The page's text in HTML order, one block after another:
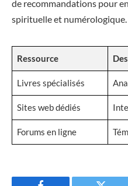
de recommandations pour
spirituelle et numérologique.
Ressource
Livres spécialisés
Sites web dédiés
Forums en ligne